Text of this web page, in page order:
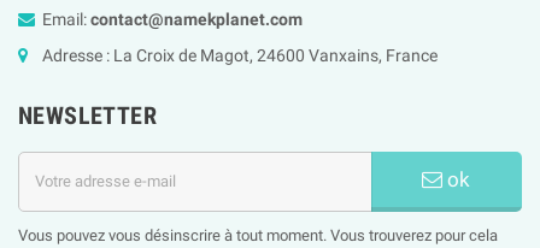
Email:contact@namekplanet.com
Adresse : La Croix de Magot, 24600 Vanxains, France
NEWSLETTER
ok
Vous pouvez vous désinscrire à tout moment. Vous trouverez pour cela